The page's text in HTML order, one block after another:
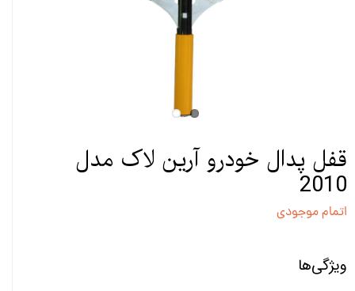
قفل پدال خودرو آرین لاک مدل
2010
اتمام موجودی
ویژگی‌ها